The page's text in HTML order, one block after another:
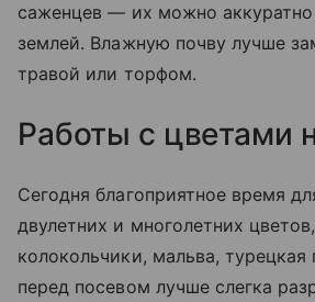
саженцев — их можно
землей. Влажную почву лучше
травой или торфом.
Работы с цветами
Сегодня благоприятное время
двулетних и многолетних
колокольчики, мальва, турецкая
перед посевом лучше слегка